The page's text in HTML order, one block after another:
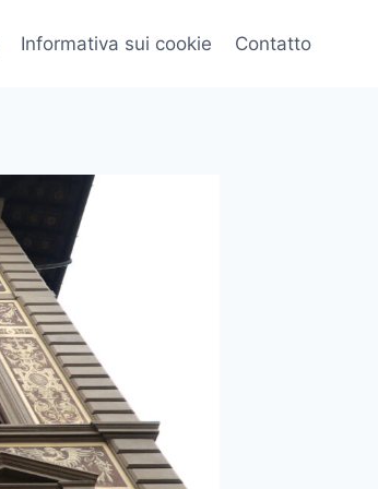
Informativa sui cookie Contatto